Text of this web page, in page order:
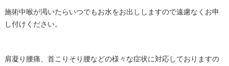
施術中喉が渇いたらいつでもお水をお出ししますので遠慮なくお申
し付けください。
肩凝り腰痛、首こりそり腰などの様々な症状に対応しておりますの